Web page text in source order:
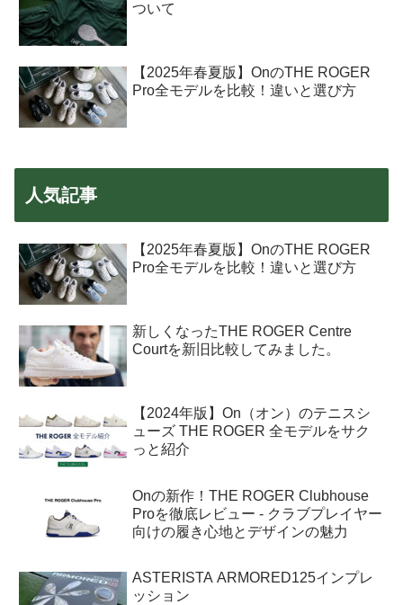
ついて
【2025年春夏版】OnのTHE ROGER
Pro全モデルを比較！違いと選び方
人気記事
【2025年春夏版】OnのTHE ROGER
Pro全モデルを比較！違いと選び方
新しくなったTHE ROGER Centre
Courtを新旧比較してみました。
【2024年版】On（オン）のテニスシ
ューズ THE ROGER 全モデルをサク
っと紹介
Onの新作！THE ROGER Clubhouse
Proを徹底レビュー - クラブプレイヤー
向けの履き心地とデザインの魅力
ASTERISTA ARMORED125インプレ
ッション